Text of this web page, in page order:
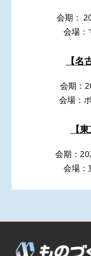
会期：
会場：
【
会期：
会場：
【
会期：
会場：